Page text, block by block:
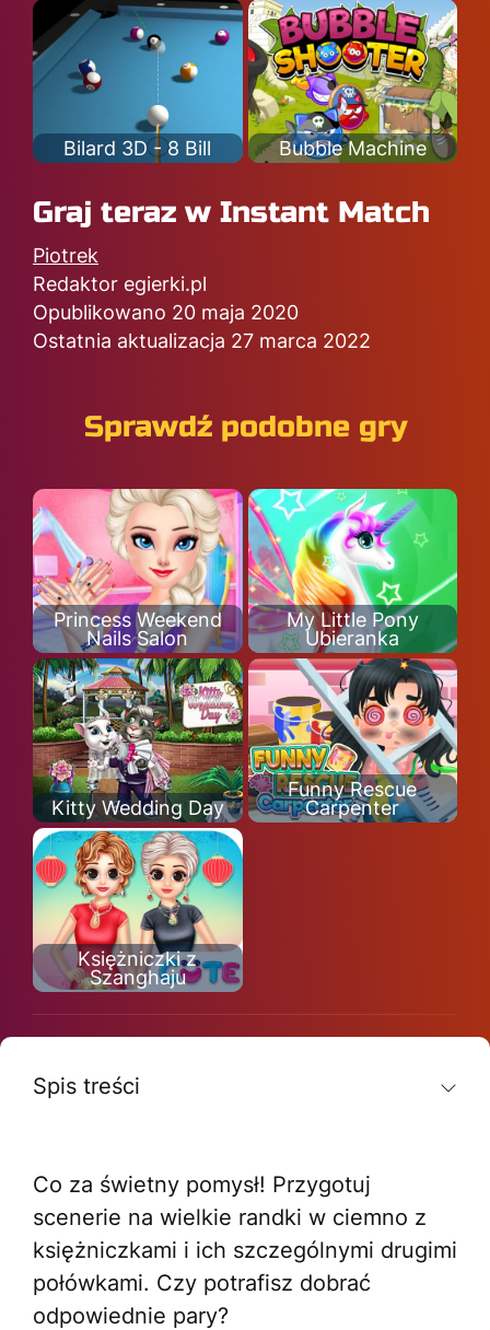
Bilard 3D - 8 Bill Bubble Machine
Graj teraz w Instant Match
Piotrek
Redaktor egierki.pl
Opublikowano 20 maja 2020
Ostatnia aktualizacja 27 marca 2022
Sprawdź podobne gry
Princess Weekend
Nails Salon
My Little Pony
Ubieranka
Kitty Wedding Day
Funny Rescue
Carpenter
Księżniczki z
Szanghaju
Spis treści
Co za świetny pomysł! Przygotuj
scenerie na wielkie randki w ciemno z
księżniczkami i ich szczególnymi drugimi
połówkami. Czy potrafisz dobrać
odpowiednie pary?